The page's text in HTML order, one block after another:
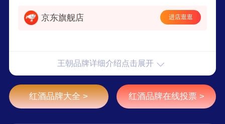
京东旗舰店 进店逛逛
王朝品牌详细介绍点击展开
红酒品牌大全 > 红酒品牌在线投票 >